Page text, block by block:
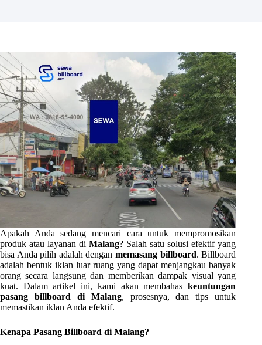
Apakah Anda sedang mencari cara untuk mempromosikan
produk atau layanan diMalang? Salah satu solusi efektif yang
bisa Anda pilih adalah dengan memasang billboard. Billboard
adalah bentuk iklan luar ruang yang dapat menjangkau banyak
orang secara langsung dan memberikan dampak visual yang
kuat. Dalam artikel ini, kami akan membahaskeuntungan
pasang billboard di Malang, prosesnya, dan tips untuk
memastikan iklan Anda efektif.
Kenapa Pasang Billboard di Malang?